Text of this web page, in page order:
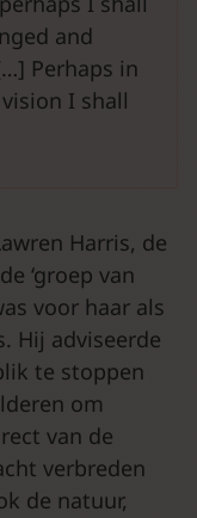
and
Perhaps in
I shall
Harris, de
‘groep van
voor haar als
Hij adviseerde
te stoppen
om
van de
verbreden
de natuur,